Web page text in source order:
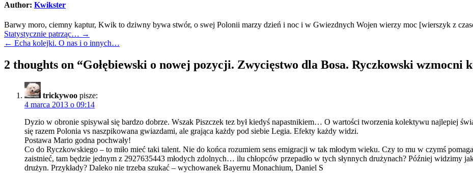
Author: Kwikster
Barwy moro, ciemny kaptur, Kwik to dziwny bywa stwór, o swej Polonii marzy dzień i noc i w Gwiezdnych Wojen wierzy moc [wierszyk z
Nawigacja
wpisu
Statystycznie patrząc… →
← Echa kolejki. O nas i o innych…
2 thoughts on “Gołębiewski o nowej pozycji. Zwycięstwo dla Bosa. Ryczkowski wzmocni
trickywoo pisze:
4 marca 2013 o 09:14
Dyzio w obronie spisywał się bardzo dobrze. Wszak Piszczek tez był kiedyś napastnikiem… O wartości tworzenia kolektywu najlepiej
się razem Polonia vs naszpikowana gwiazdami, ale grająca każdy pod siebie Legia. Efekty każdy widzi.
Postawa Mario godna pochwały!
Co do Ryczkowskiego – to miło mieć taki talent. Nie do końca rozumiem sens emigracji w tak młodym wieku. Czy to mu w czymś
zaistnieć, tam będzie jednym z 2927635443 młodych zdolnych… ilu chłopców przepadło w tych słynnych drużynach? Później widzimy
drużyn. Przykłady? Daleko nie trzeba szukać – wychowanek Bayernu Monachium, Daniel S